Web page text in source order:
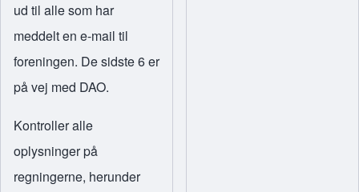
ud til alle som har
meddelt en e-mail til
foreningen. De sidste 6 er
på vej med DAO.
Kontroller alle
oplysninger på
regningerne, herunder